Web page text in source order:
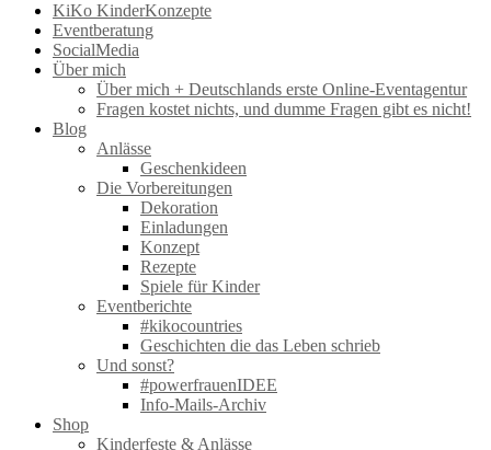
KiKo KinderKonzepte
Eventberatung
SocialMedia
Über mich
Über mich + Deutschlands erste Online-Eventagentur
Fragen kostet nichts, und dumme Fragen gibt es nicht!
Blog
Anlässe
Geschenkideen
Die Vorbereitungen
Dekoration
Einladungen
Konzept
Rezepte
Spiele für Kinder
Eventberichte
#kikocountries
Geschichten die das Leben schrieb
Und sonst?
#powerfrauenIDEE
Info-Mails-Archiv
Shop
Kinderfeste & Anlässe